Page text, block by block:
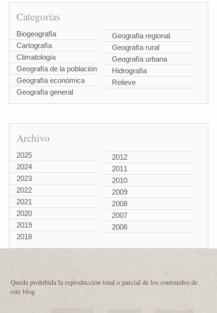
Categorías
Biogeografía
Cartografía
Climatología
Geografía de la población
Geografía económica
Geografía general
Geografía regional
Geografía rural
Geografía urbana
Hidrografía
Relieve
Archivo
2025
2024
2023
2022
2021
2020
2019
2018
2012
2011
2010
2009
2008
2007
2006
Queda prohibida la reproducción total o parcial de los contenidos de
este blog